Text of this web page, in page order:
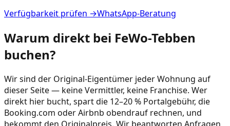
Verfügbarkeit prüfen →WhatsApp-Beratung
Warum direkt bei FeWo-Tebben
buchen?
Wir sind der Original-Eigentümer jeder Wohnung auf
dieser Seite — keine Vermittler, keine Franchise. Wer
direkt hier bucht, spart die 12–20 % Portalgebühr, die
Booking.com oder Airbnb obendrauf rechnen, und